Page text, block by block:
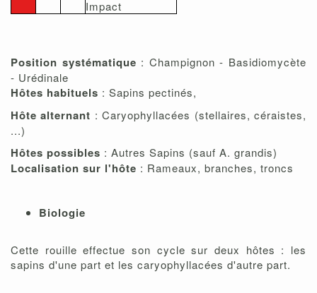
Impact
Position systématique : Champignon - Basidiomycète
- Urédinale
Hôtes habituels : Sapins pectinés,
Hôte alternant : Caryophyllacées (stellaires, céraistes,
...)
Hôtes possibles : Autres Sapins (sauf A. grandis)
Localisation sur l'hôte : Rameaux, branches, troncs
Biologie
Cette rouille effectue son cycle sur deux hôtes : les
sapins d'une part et les caryophyllacées d'autre part.